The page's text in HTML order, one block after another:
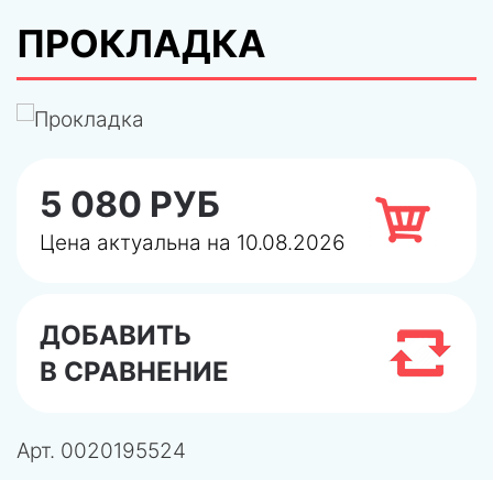
ПРОКЛАДКА
5 080 РУБ
Цена актуальна на 10.08.2026
ДОБАВИТЬ
В СРАВНЕНИЕ
Арт. 0020195524